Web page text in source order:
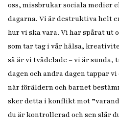
oss, missbrukar sociala medier
dagarna. Vi är destruktiva helt
hur vi ska vara. Vi har spårat ut
som tar tag i vår hälsa,
så är vi tvådelade – vi är sunda,
dagen och andra dagen tappar
när föräldern och barnet
sker detta i konflikt mot
du är kontrollerad och sen slår